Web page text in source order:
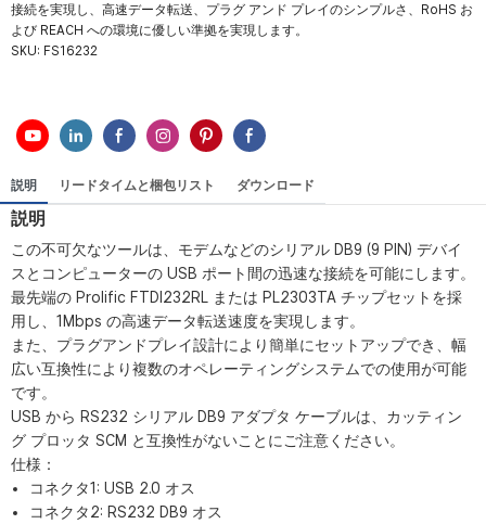
接続を実現し、高速データ転送、プラグ アンド プレイのシンプルさ、RoHS お
よび REACH への環境に優しい準拠を実現します。
SKU: FS16232
説明 リードタイムと梱包リスト ダウンロード
説明
この不可欠なツールは、モデムなどのシリアル DB9 (9 PIN) デバイ
スとコンピューターの USB ポート間の迅速な接続を可能にします。
最先端の Prolific FTDI232RL または PL2303TA チップセットを採
用し、1Mbps の高速データ転送速度を実現します。
また、プラグアンドプレイ設計により簡単にセットアップでき、幅
広い互換性により複数のオペレーティングシステムでの使用が可能
です。
USB から RS232 シリアル DB9 アダプタ ケーブルは、カッティン
グ プロッタ SCM と互換性がないことにご注意ください。
仕様：
コネクタ1: USB 2.0 オス
コネクタ2: RS232 DB9 オス